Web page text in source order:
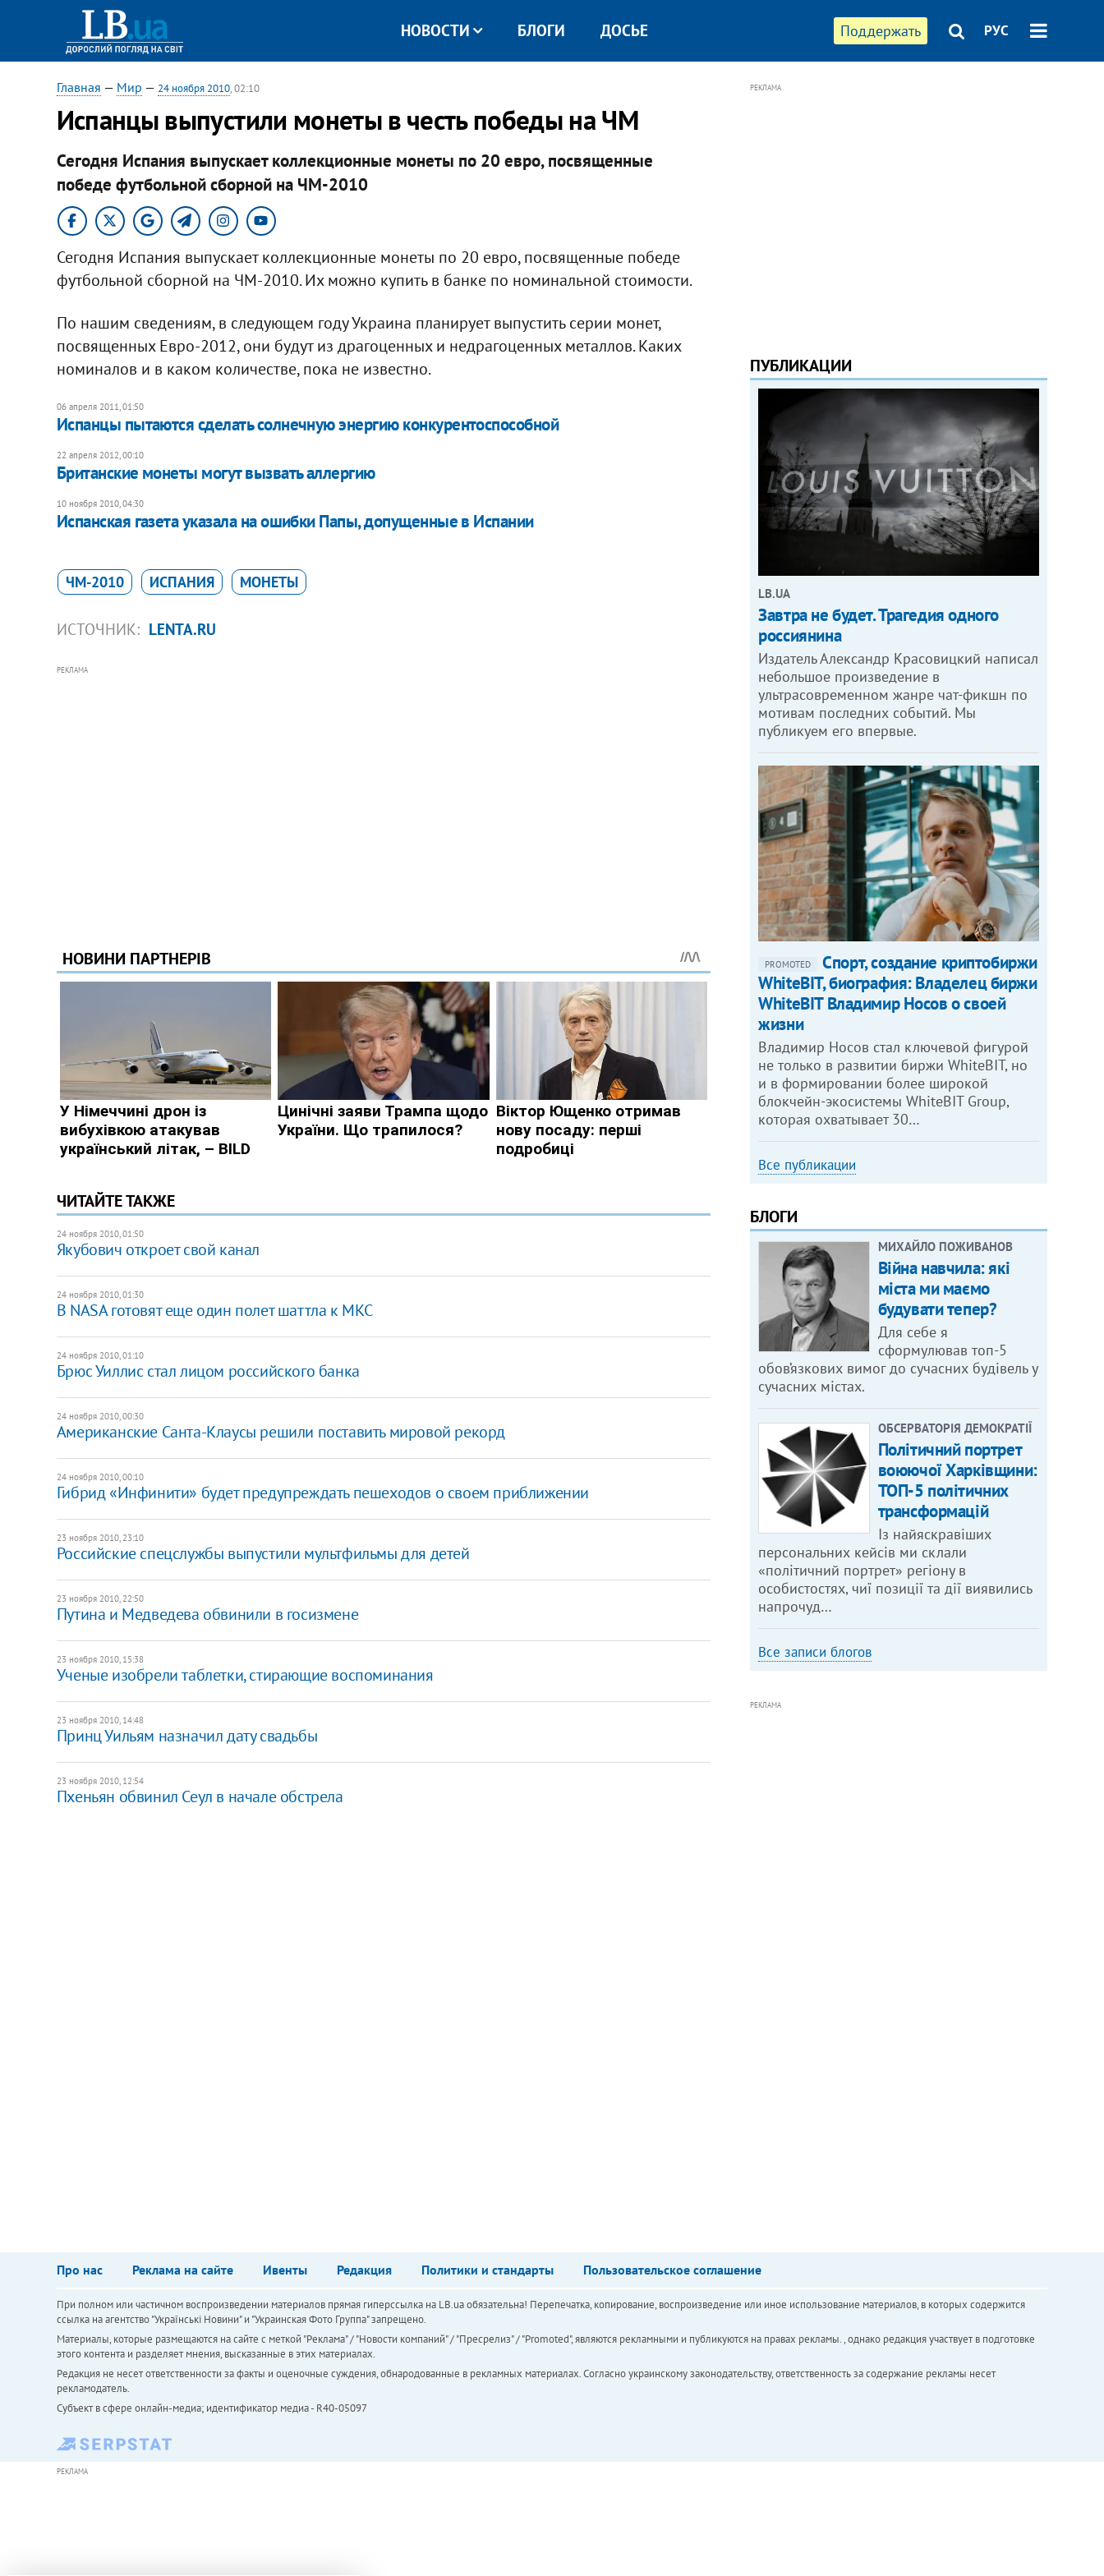
Поддержать РУС
НОВОСТИ БЛОГИ ДОСЬЕ
Главная — Мир — 24 ноября 2010, 02:10
Испанцы выпустили монеты в честь победы на ЧМ
Сегодня Испания выпускает коллекционные монеты по 20 евро, посвященные
победе футбольной сборной на ЧМ-2010​
Сегодня Испания выпускает коллекционные монеты по 20 евро, посвященные победе
футбольной сборной на ЧМ-2010. Их можно купить в банке по номинальной стоимости.
По нашим сведениям, в следующем году Украина планирует выпустить серии монет,
посвященных Евро-2012, они будут из драгоценных и недрагоценных металлов. Каких
номиналов и в каком количестве, пока не известно.
06 апреля 2011, 01:50
Испанцы пытаются сделать солнечную энергию конкурентоспособной
22 апреля 2012, 00:10
Британские монеты могут вызвать аллергию
10 ноября 2010, 04:30
Испанская газета указала на ошибки Папы, допущенные в Испании
ЧМ-2010 ИСПАНИЯ МОНЕТЫ
ИСТОЧНИК: LENTA.RU
РЕКЛАМА
ЧИТАЙТЕ ТАКЖЕ
24 ноября 2010, 01:50
Якубович откроет свой канал
24 ноября 2010, 01:30
В NASA готовят еще один полет шаттла к МКС
24 ноября 2010, 01:10
Брюс Уиллис стал лицом российского банка
24 ноября 2010, 00:30
Американские Санта-Клаусы решили поставить мировой рекорд
24 ноября 2010, 00:10
Гибрид «Инфинити» будет предупреждать пешеходов о своем приближении
23 ноября 2010, 23:10
Российские спецслужбы выпустили мультфильмы для детей
23 ноября 2010, 22:50
Путина и Медведева обвинили в госизмене
23 ноября 2010, 15:38
Ученые изобрели таблетки, стирающие воспоминания
23 ноября 2010, 14:48
Принц Уильям назначил дату свадьбы
23 ноября 2010, 12:54
Пхеньян обвинил Сеул в начале обстрела
РЕКЛАМА
ПУБЛИКАЦИИ
LB.UA
Завтра не будет. Трагедия одного
россиянина
Издатель Александр Красовицкий написал
небольшое произведение в
ультрасовременном жанре чат-фикшн по
мотивам последних событий. Мы
публикуем его впервые.
PROMOTED
Спорт, создание криптобиржи
WhiteBIT, биография: Владелец биржи
WhiteBIT Владимир Носов о своей
жизни
Владимир Носов стал ключевой фигурой
не только в развитии биржи WhiteBIT, но
и в формировании более широкой
блокчейн-экосистемы WhiteBIT Group,
которая охватывает 30…
Все публикации
БЛОГИ
МИХАЙЛО ПОЖИВАНОВ
Війна навчила: які
міста ми маємо
будувати тепер?
Для себе я
сформулював топ-5
обов’язкових вимог до сучасних будівель у
сучасних містах.
ОБСЕРВАТОРІЯ ДЕМОКРАТІЇ
Політичний портрет
воюючої Харківщини:
ТОП-5 політичних
трансформацій
Із найяскравіших
персональних кейсів ми склали
«політичний портрет» регіону в
особистостях, чиї позиції та дії виявились
напрочуд…
Все записи блогов
РЕКЛАМА
Про нас Реклама на сайте Ивенты Редакция Политики и стандарты Пользовательское соглашение
При полном или частичном воспроизведении материалов прямая гиперссылка на LB.ua обязательна! Перепечатка, копирование, воспроизведение или иное использование материалов, в которых содержится
ссылка на агентство "Українськi Новини" и "Украинская Фото Группа" запрещено.
Материалы, которые размещаются на сайте с меткой "Реклама" / "Новости компаний" / "Пресрелиз" / "Promoted", являются рекламными и публикуются на правах рекламы. , однако редакция участвует в подготовке
этого контента и разделяет мнения, высказанные в этих материалах.
Редакция не несет ответственности за факты и оценочные суждения, обнародованные в рекламных материалах. Согласно украинскому законодательству, ответственность за содержание рекламы несет
рекламодатель.
Субъект в сфере онлайн-медиа; идентификатор медиа - R40-05097
РЕКЛАМА